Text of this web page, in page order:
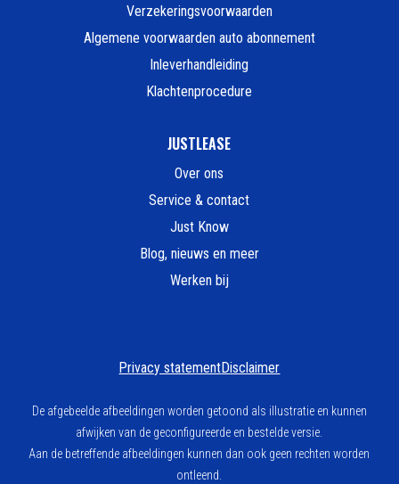
Verzekeringsvoorwaarden
Algemene voorwaarden auto abonnement
Inleverhandleiding
Klachtenprocedure
JUSTLEASE
Over ons
Service & contact
Just Know
Blog, nieuws en meer
Werken bij
Privacy statementDisclaimer
De afgebeelde afbeeldingen worden getoond als illustratie en kunnen
afwijken van de geconfigureerde en bestelde versie.
Aan de betreffende afbeeldingen kunnen dan ook geen rechten worden
ontleend.